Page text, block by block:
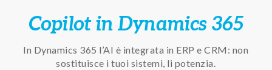
Copilot in Dynamics 365
In Dynamics 365 l’AI è integrata in ERP e CRM: non
sostituisce i tuoi sistemi, li potenzia.